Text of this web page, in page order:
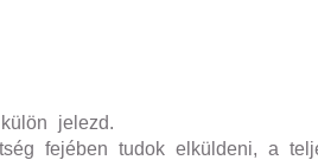
jelezd.
fejében tudok elküldeni, a